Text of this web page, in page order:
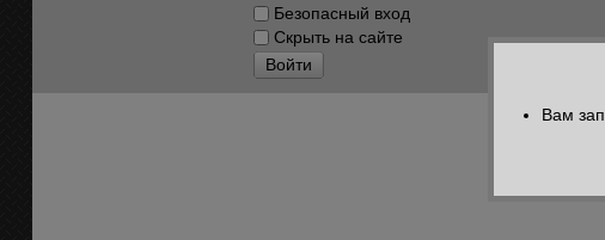
Безопасный вход
Скрыть на сайте
Войти
Вам